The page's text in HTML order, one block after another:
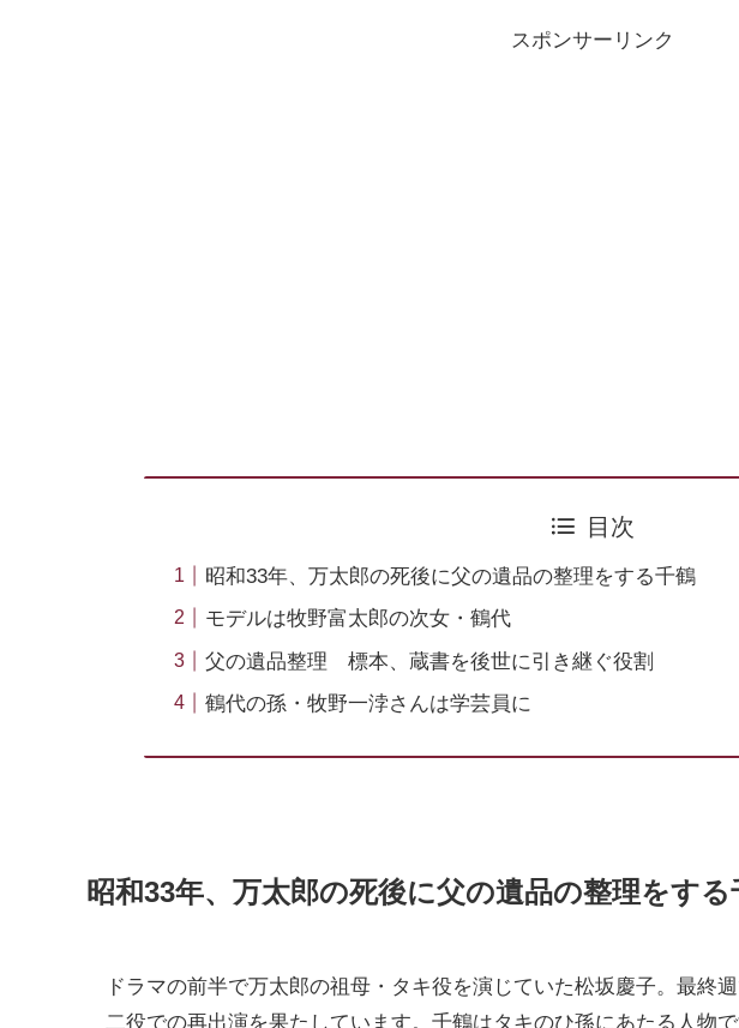
スポンサーリンク
目次
昭和33年、万太郎の死後に父の遺品の整理をする千鶴
モデルは牧野富太郎の次女・鶴代
父の遺品整理 標本、蔵書を後世に引き継ぐ役割
鶴代の孫・牧野一浡さんは学芸員に
昭和33年、万太郎の死後に父の遺品の整理をする
ドラマの前半で万太郎の祖母・タキ役を演じていた松坂慶子。最終
二役での再出演を果たしています。千鶴はタキのひ孫にあたる人物で